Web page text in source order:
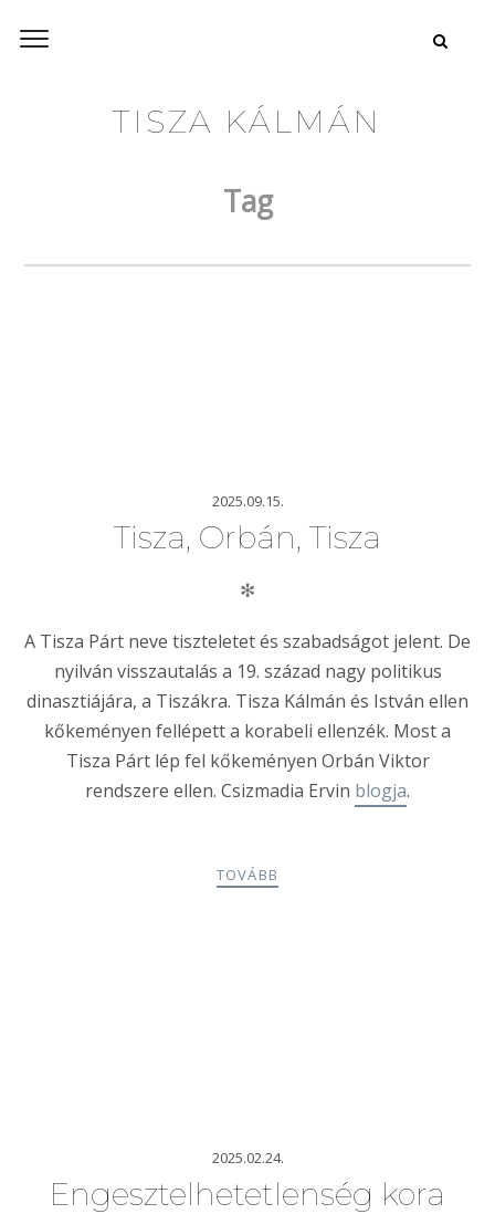
TISZA KÁLMÁN
Tag
2025.09.15.
Tisza, Orbán, Tisza
✻
A Tisza Párt neve tiszteletet és szabadságot jelent. De
nyilván visszautalás a 19. század nagy politikus
dinasztiájára, a Tiszákra. Tisza Kálmán és István ellen
kőkeményen fellépett a korabeli ellenzék. Most a
Tisza Párt lép fel kőkeményen Orbán Viktor
rendszere ellen. Csizmadia Ervin blogja.
TOVÁBB
2025.02.24.
Engesztelhetetlenség kora